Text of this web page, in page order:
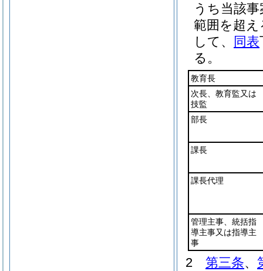
うち当該
範囲を超
して、
同表
る。
教育長
次長、教育監又は
技監
部長
課長
課長代理
管理主事、統括指
導主事又は指導主
事
2 第三条、